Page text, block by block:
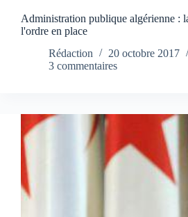
Administration publique algérienne :
l'ordre en place
Rédaction
20 octobre 2017
3 commentaires